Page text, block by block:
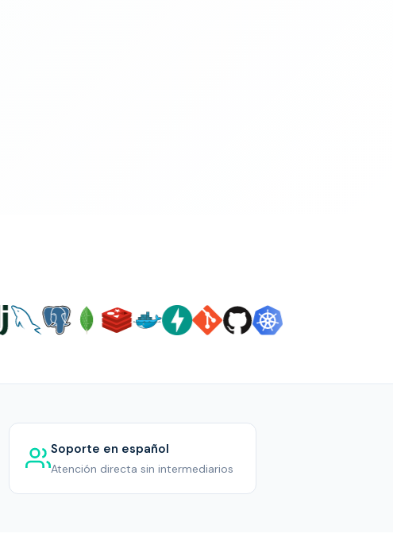
Soporte en español
Atención directa sin intermediarios